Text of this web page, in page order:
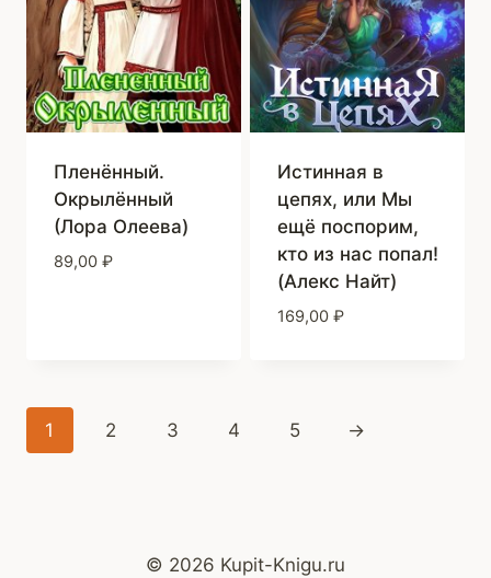
Пленённый.
Окрылённый
(Лора Олеева)
89,00 ₽
Истинная в
цепях, или Мы
ещё поспорим,
кто из нас попал!
(Алекс Найт)
169,00 ₽
1 2 3 4 5 →
© 2026 Kupit-Knigu.ru